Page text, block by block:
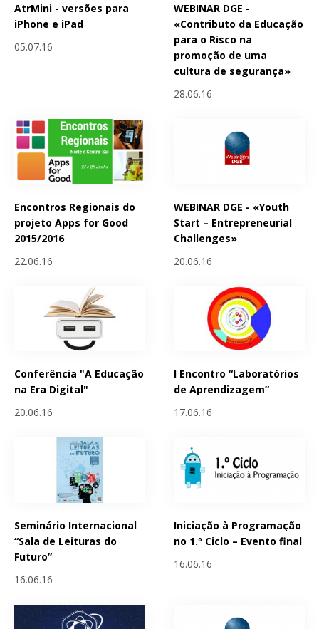
AtrMini - versões para
iPhone e iPad
05.07.16
WEBINAR DGE -
«Contributo da Educação
para o Risco na
promoção de uma
cultura de segurança»
28.06.16
Encontros Regionais do
projeto Apps for Good
2015/2016
22.06.16
WEBINAR DGE - «Youth
Start – Entrepreneurial
Challenges»
20.06.16
Conferência "A Educação
na Era Digital"
20.06.16
I Encontro “Laboratórios
de Aprendizagem”
17.06.16
Seminário Internacional
“Sala de Leituras do
Futuro”
16.06.16
Iniciação à Programação
no 1.º Ciclo – Evento final
16.06.16